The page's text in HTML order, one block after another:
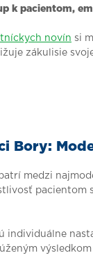
k pacientom,
novín si
zákulisie
Bory:
medzi
individuálne